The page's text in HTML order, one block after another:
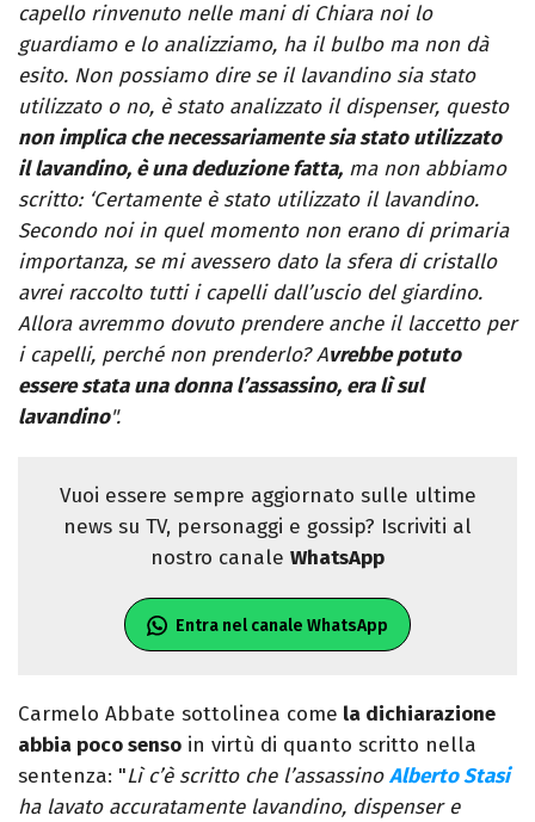
capello rinvenuto nelle mani di Chiara noi lo
guardiamo e lo analizziamo, ha il bulbo ma non dà
esito. Non possiamo dire se il lavandino sia stato
utilizzato o no, è stato analizzato il dispenser, questo
non implica che necessariamente sia stato utilizzato
il lavandino, è una deduzione fatta, ma non abbiamo
scritto: ‘Certamente è stato utilizzato il lavandino.
Secondo noi in quel momento non erano di primaria
importanza, se mi avessero dato la sfera di cristallo
avrei raccolto tutti i capelli dall’uscio del giardino.
Allora avremmo dovuto prendere anche il laccetto per
i capelli, perché non prenderlo? Avrebbe potuto
essere stata una donna l’assassino, era lì sul
lavandino".
Vuoi essere sempre aggiornato sulle ultime
news su TV, personaggi e gossip? Iscriviti al
nostro canale WhatsApp
Entra nel canale WhatsApp
Carmelo Abbate sottolinea come la dichiarazione
abbia poco senso in virtù di quanto scritto nella
sentenza: "Lì c’è scritto che l’assassinoAlberto Stasi
ha lavato accuratamente lavandino, dispenser e